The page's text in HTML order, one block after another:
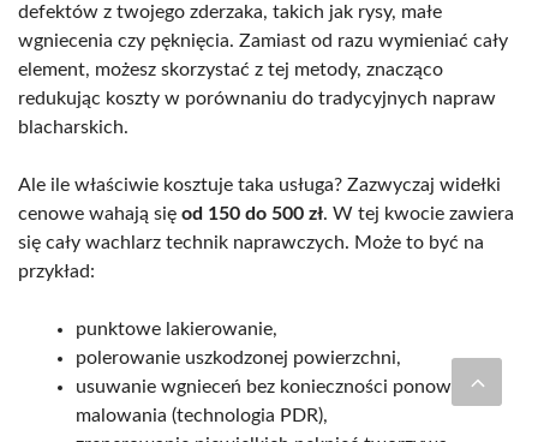
defektów z twojego zderzaka, takich jak rysy, małe
wgniecenia czy pęknięcia. Zamiast od razu wymieniać cały
element, możesz skorzystać z tej metody, znacząco
redukując koszty w porównaniu do tradycyjnych napraw
blacharskich.
Ale ile właściwie kosztuje taka usługa? Zazwyczaj widełki
cenowe wahają się od 150 do 500 zł. W tej kwocie zawiera
się cały wachlarz technik naprawczych. Może to być na
przykład:
punktowe lakierowanie,
polerowanie uszkodzonej powierzchni,
usuwanie wgnieceń bez konieczności ponownego
malowania (technologia PDR),